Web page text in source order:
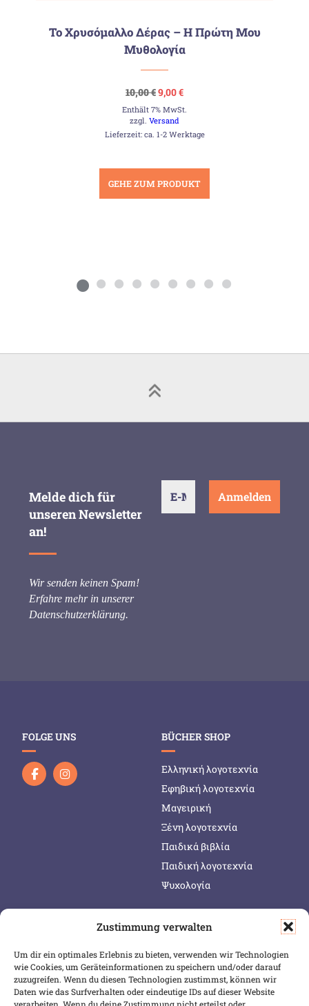
Zustimmung verwalten
Um dir ein optimales Erlebnis zu bieten, verwenden wir Technologien
wie Cookies, um Geräteinformationen zu speichern und/oder darauf
zuzugreifen. Wenn du diesen Technologien zustimmst, können wir
Daten wie das Surfverhalten oder eindeutige IDs auf dieser Website
Το Χρυσόμαλλο Δέρας – Η Πρώτη Μου
Μυθολογία
10,00€Ursprünglicher
Preis
war:
10,00 €
9,00€Aktueller
ist:
Enthält 7% MwSt.
zzgl.Versand
Lieferzeit: ca. 1-2 Werktage
GEHE ZUM PRODUKT
Melde dich für
unseren Newsletter
an!
Wir senden keinen Spam!
Erfahre mehr in unserer
Datenschutzerklärung.
FOLGE UNS BÜCHER SHOP
Ελληνική λογοτεχνία
Εφηβική λογοτεχνία
Μαγειρική
Ξένη λογοτεχνία
Παιδικά βιβλία
Παιδική λογοτεχνία
Ψυχολογία
SERVICE & INFOS
Warenkorb
Wunschliste
Mein Konto
SICHER BEZAHLEN